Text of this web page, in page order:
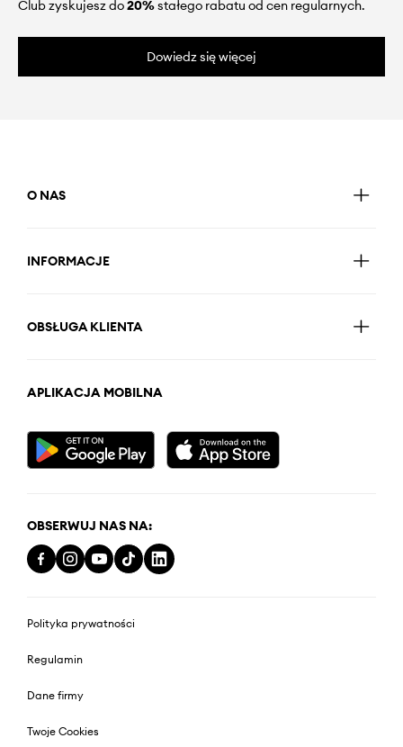
Club zyskujesz do20%stałego rabatu od cen regularnych.
Dowiedz się więcej
O NAS
INFORMACJE
OBSŁUGA KLIENTA
APLIKACJA MOBILNA
OBSERWUJ NAS NA:
Polityka prywatności
Regulamin
Dane firmy
Twoje Cookies